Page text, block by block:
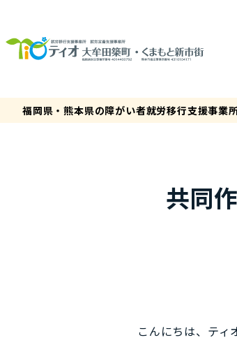
福岡県・熊本県の障がい者就労移行支援事業
共同
こんにちは、テ